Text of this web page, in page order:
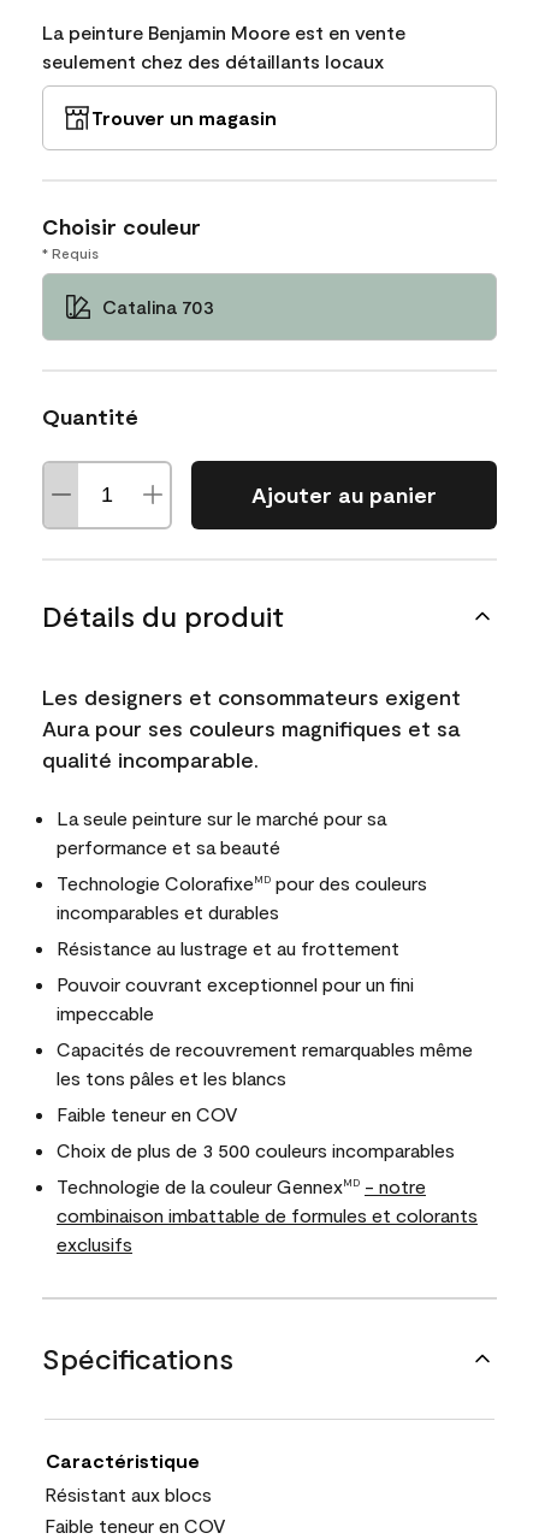
La peinture Benjamin Moore est en vente
seulement chez des détaillants locaux
Trouver un magasin
Choisir couleur
* Requis
Catalina 703
Quantité
Ajouter au panier
Détails du produit
Les designers et consommateurs exigent
Aura pour ses couleurs magnifiques et sa
qualité incomparable.
La seule peinture sur le marché pour sa
performance et sa beauté
Technologie Colorafixe MD pour des couleurs
incomparables et durables
Résistance au lustrage et au frottement
Pouvoir couvrant exceptionnel pour un fini
impeccable
Capacités de recouvrement remarquables même
les tons pâles et les blancs
Faible teneur en COV
Choix de plus de 3 500 couleurs incomparables
Technologie de la couleur GennexMD - notre
combinaison imbattable de formules et colorants
exclusifs
Spécifications
Caractéristique
Résistant aux blocs
Faible teneur en COV